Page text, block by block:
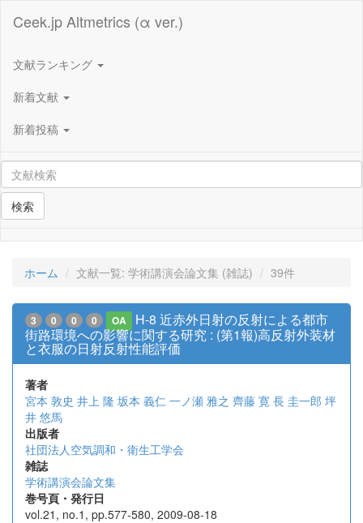
Ceek.jp Altmetrics (α ver.)
文献ランキング
新着文献
新着投稿
検索
ホーム 文献一覧: 学術講演会論文集 (雑誌) 39件
3 0 0 0 OA
H-8 近赤外日射の反射による都市
街路環境への影響に関する研究 : (第1報)高反射外装材
と衣服の日射反射性能評価
著者
宮本 敦史 井上 隆 坂本 義仁 一ノ瀬 雅之 齊藤 寛 長 圭一郎 坪
井 悠馬
出版者
社団法人空気調和・衛生工学会
雑誌
学術講演会論文集
巻号頁・発行日
vol.21, no.1, pp.577-580, 2009-08-18